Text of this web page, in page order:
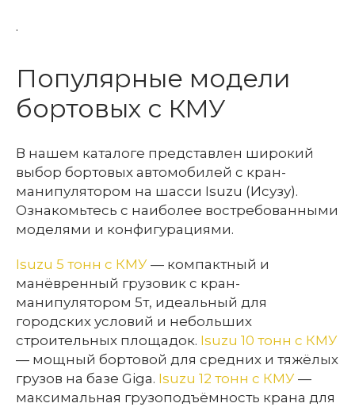
.
Популярные модели
бортовых с КМУ
В нашем каталоге представлен широкий
выбор бортовых автомобилей с кран-
манипулятором на шасси Isuzu (Исузу).
Ознакомьтесь с наиболее востребованными
моделями и конфигурациями.
Isuzu 5 тонн с КМУ — компактный и
манёвренный грузовик с кран-
манипулятором 5т, идеальный для
городских условий и небольших
строительных площадок. Isuzu 10 тонн с КМУ
— мощный бортовой для средних и тяжёлых
грузов на базе Giga. Isuzu 12 тонн с КМУ —
максимальная грузоподъёмность крана для